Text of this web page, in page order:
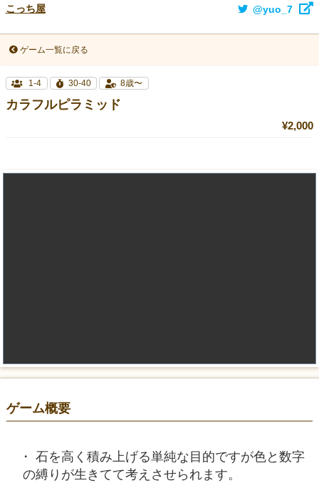
こっち屋 @yuo_7
ゲーム一覧に戻る
1-4 30-40 8歳〜
カラフルピラミッド
¥2,000
ゲーム概要
石を高く積み上げる単純な目的ですが色と数字
の縛りが生きてて考えさせられます。